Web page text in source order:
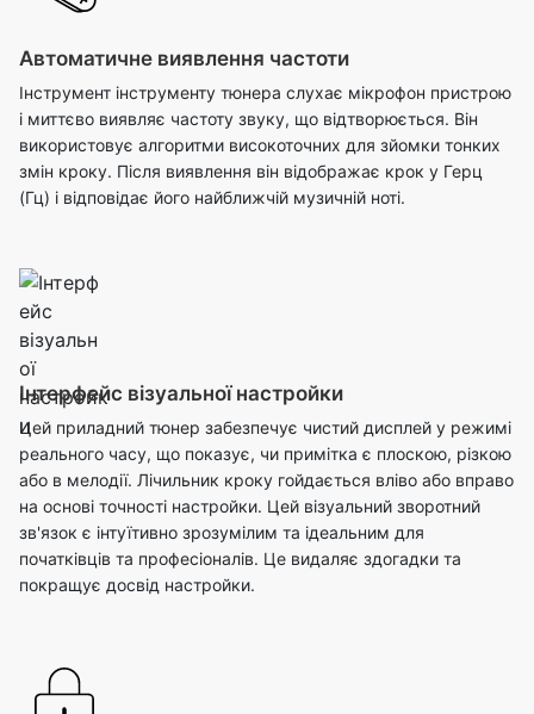
Автоматичне виявлення частоти
Інструмент інструменту тюнера слухає мікрофон пристрою
і миттєво виявляє частоту звуку, що відтворюється. Він
використовує алгоритми високоточних для зйомки тонких
змін кроку. Після виявлення він відображає крок у Герц
(Гц) і відповідає його найближчій музичній ноті.
Інтерфейс візуальної настройки
Цей приладний тюнер забезпечує чистий дисплей у режимі
реального часу, що показує, чи примітка є плоскою, різкою
або в мелодії. Лічильник кроку гойдається вліво або вправо
на основі точності настройки. Цей візуальний зворотний
зв'язок є інтуїтивно зрозумілим та ідеальним для
початківців та професіоналів. Це видаляє здогадки та
покращує досвід настройки.